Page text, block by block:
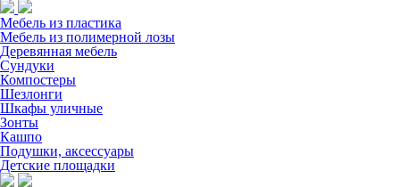
Мебель из пластика
Мебель из полимерной лозы
Деревянная мебель
Сундуки
Компостеры
Шезлонги
Шкафы уличные
Зонты
Кашпо
Подушки, аксессуары
Детские площадки